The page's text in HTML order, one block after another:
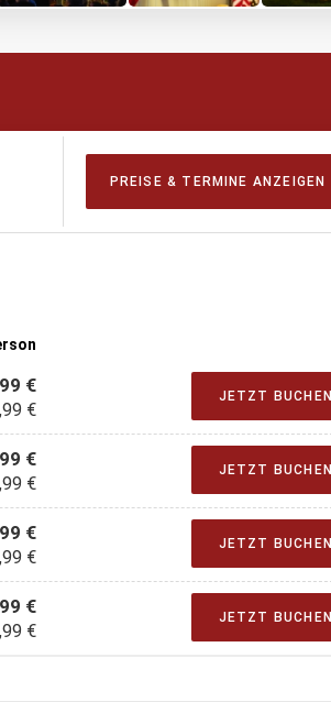
PREISE & TERMINE ANZEIGEN
€
€
JETZT BUCHEN
€
€
JETZT BUCHEN
€
€
JETZT BUCHEN
€
€
JETZT BUCHEN